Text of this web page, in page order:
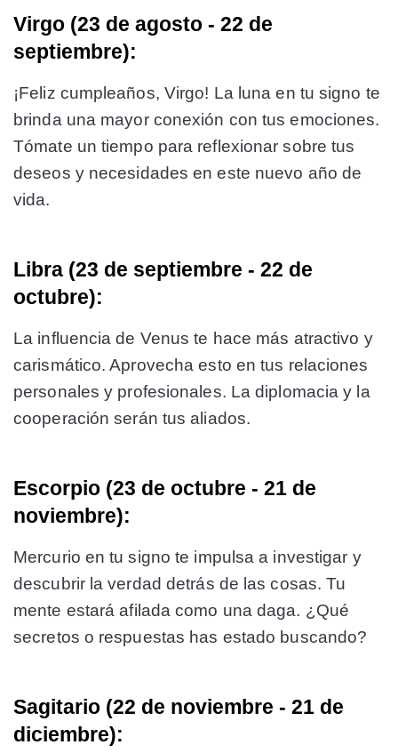
Virgo (23 de agosto - 22 de
septiembre):
¡Feliz cumpleaños, Virgo! La luna en tu signo te
brinda una mayor conexión con tus emociones.
Tómate un tiempo para reflexionar sobre tus
deseos y necesidades en este nuevo año de
vida.
Libra (23 de septiembre - 22 de
octubre):
La influencia de Venus te hace más atractivo y
carismático. Aprovecha esto en tus relaciones
personales y profesionales. La diplomacia y la
cooperación serán tus aliados.
Escorpio (23 de octubre - 21 de
noviembre):
Mercurio en tu signo te impulsa a investigar y
descubrir la verdad detrás de las cosas. Tu
mente estará afilada como una daga. ¿Qué
secretos o respuestas has estado buscando?
Sagitario (22 de noviembre - 21 de
diciembre):